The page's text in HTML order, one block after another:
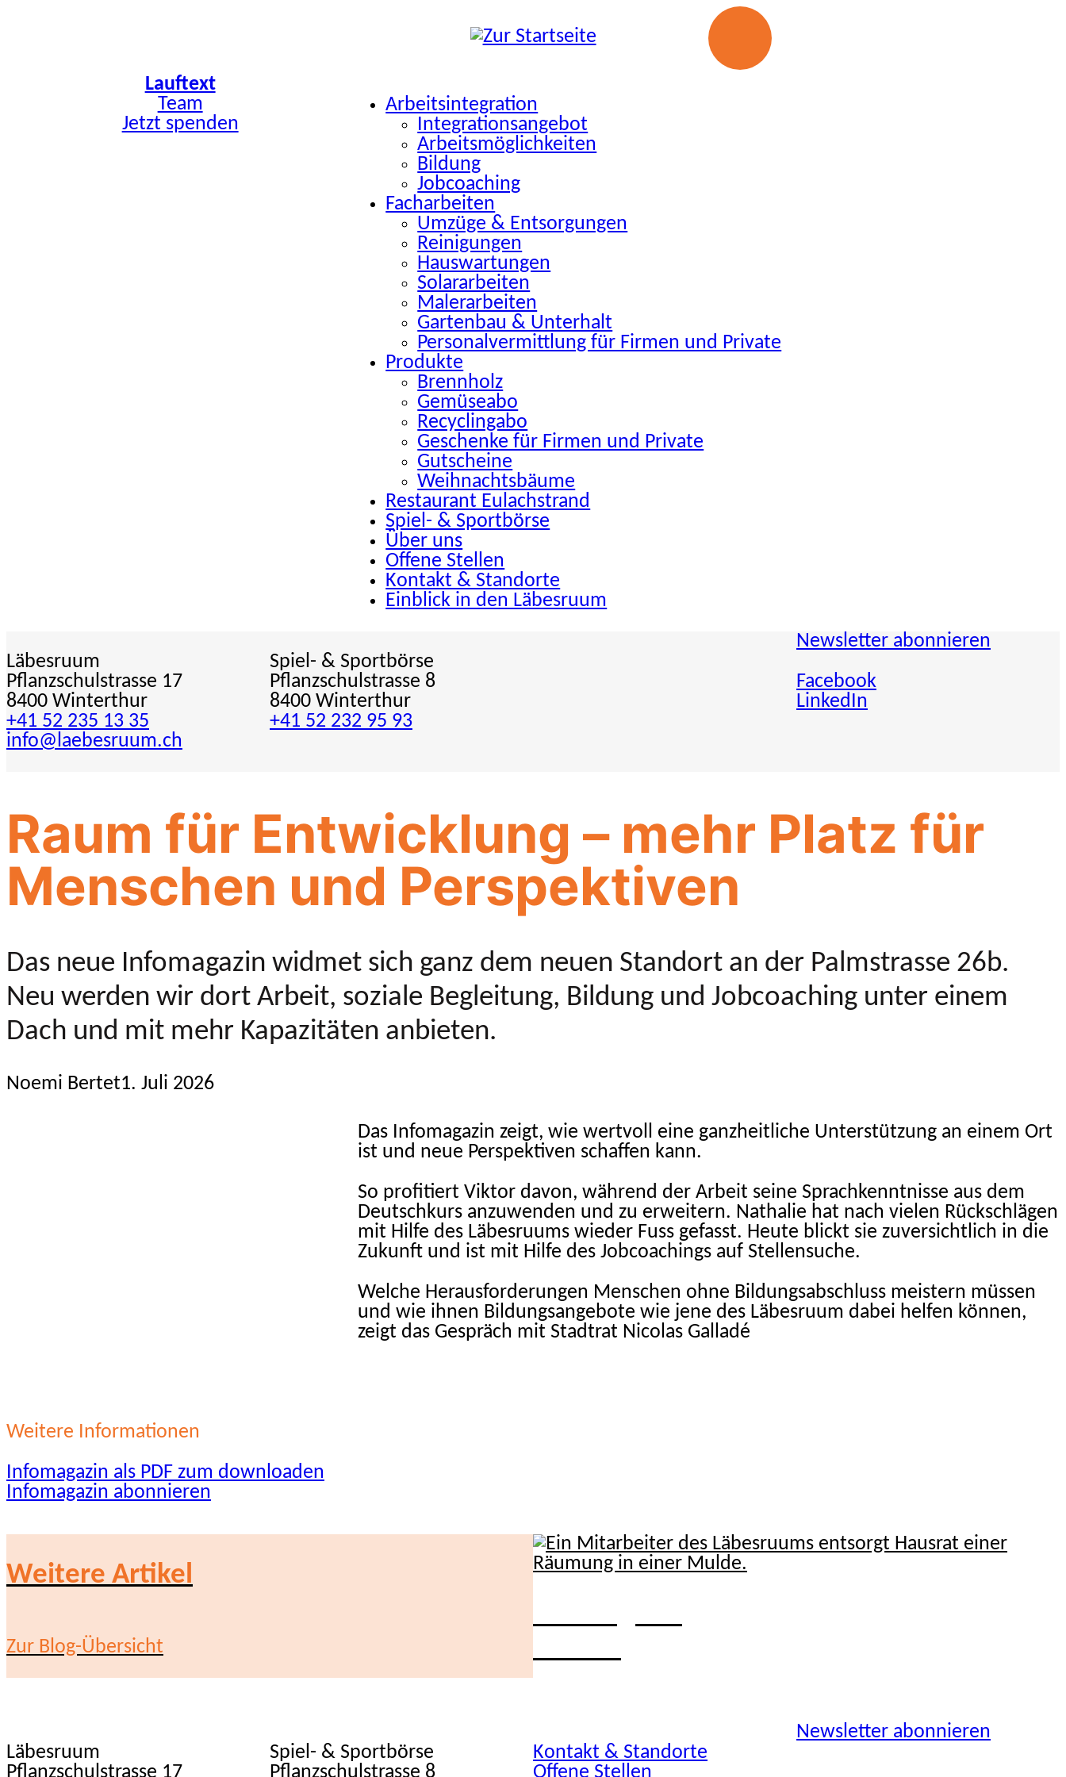
Lauftext
Team
Jetzt spenden
Arbeitsintegration
Integrationsangebot
Arbeitsmöglichkeiten
Bildung
Jobcoaching
Facharbeiten
Umzüge & Entsorgungen
Reinigungen
Hauswartungen
Solararbeiten
Malerarbeiten
Gartenbau & Unterhalt
Personalvermittlung für Firmen und Private
Produkte
Brennholz
Gemüseabo
Recyclingabo
Geschenke für Firmen und Private
Gutscheine
Weihnachtsbäume
Restaurant Eulachstrand
Spiel- & Sportbörse
Über uns
Offene Stellen
Kontakt & Standorte
Einblick in den Läbesruum
Läbesruum
Pflanzschulstrasse 17
8400 Winterthur
+41 52 235 13 35
info@laebesruum.ch
Spiel- & Sportbörse
Pflanzschulstrasse 8
8400 Winterthur
+41 52 232 95 93
Newsletter abonnieren
Facebook
LinkedIn
Raum für Entwicklung – mehr Platz für
Menschen und Perspektiven
Das neue Infomagazin widmet sich ganz dem neuen Standort an der Palmstrasse 26b.
Neu werden wir dort Arbeit, soziale Begleitung, Bildung und Jobcoaching unter einem
Dach und mit mehr Kapazitäten anbieten.
Noemi Bertet1. Juli 2026
Das Infomagazin zeigt, wie wertvoll eine ganzheitliche Unterstützung an einem Ort
ist und neue Perspektiven schaffen kann.
So profitiert Viktor davon, während der Arbeit seine Sprachkenntnisse aus dem
Deutschkurs anzuwenden und zu erweitern. Nathalie hat nach vielen Rückschlägen
mit Hilfe des Läbesruums wieder Fuss gefasst. Heute blickt sie zuversichtlich in die
Zukunft und ist mit Hilfe des Jobcoachings auf Stellensuche.
Welche Herausforderungen Menschen ohne Bildungsabschluss meistern müssen
und wie ihnen Bildungsangebote wie jene des Läbesruum dabei helfen können,
zeigt das Gespräch mit Stadtrat Nicolas Galladé
Weitere Informationen
Infomagazin als PDF zum downloaden
Infomagazin abonnieren
Weitere Artikel
Zur Blog-Übersicht
Läbesruum
Pflanzschulstrasse 17
Spiel- & Sportbörse
Pflanzschulstrasse 8
Kontakt & Standorte
Offene Stellen
Newsletter abonnieren